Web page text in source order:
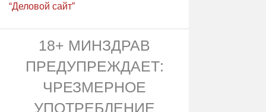
“Деловой сайт”
18+ МИНЗДРАВ
ПРЕДУПРЕЖДАЕТ:
ЧРЕЗМЕРНОЕ
УПОТРЕБЛЕНИЕ